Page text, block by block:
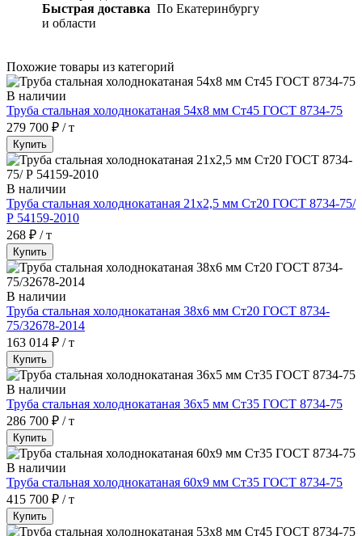
Быстрая доставка По Екатеринбургу
и области
Похожие товары из категорий
В наличии
Труба стальная холоднокатаная 54х8 мм Ст45 ГОСТ 8734-75
279 700 ₽ / т
Купить
В наличии
Труба стальная холоднокатаная 21х2,5 мм Ст20 ГОСТ 8734-75/
Р 54159-2010
268 ₽ / т
Купить
В наличии
Труба стальная холоднокатаная 38х6 мм Ст20 ГОСТ 8734-
75/32678-2014
163 014 ₽ / т
Купить
В наличии
Труба стальная холоднокатаная 36х5 мм Ст35 ГОСТ 8734-75
286 700 ₽ / т
Купить
В наличии
Труба стальная холоднокатаная 60х9 мм Ст35 ГОСТ 8734-75
415 700 ₽ / т
Купить